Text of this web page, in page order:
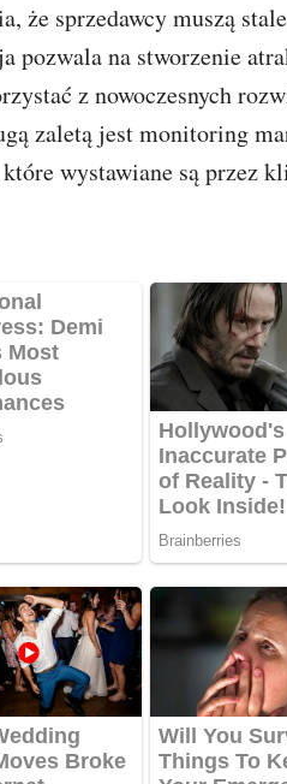
że sprzedawcy muszą
pozwala na stworzenie
z nowoczesnych
zaletą jest monitoring
wystawiane są przez